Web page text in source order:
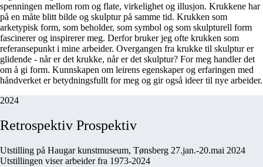
spenningen mellom rom og flate, virkelighet og illusjon. Krukkene har
på en måte blitt bilde og skulptur på samme tid. Krukken som
arketypisk form, som beholder, som symbol og som skulpturell form
fascinerer og inspirerer meg. Derfor bruker jeg ofte krukken som
referansepunkt i mine arbeider. Overgangen fra krukke til skulptur er
glidende - når er det krukke, når er det skulptur? For meg handler det
om å gi form. Kunnskapen om leirens egenskaper og erfaringen med
håndverket er betydningsfullt for meg og gir også ideer til nye arbeider.
2024
Retrospektiv Prospektiv
Utstilling på Haugar kunstmuseum, Tønsberg 27.jan.-20.mai 2024
Utstillingen viser arbeider fra 1973-2024